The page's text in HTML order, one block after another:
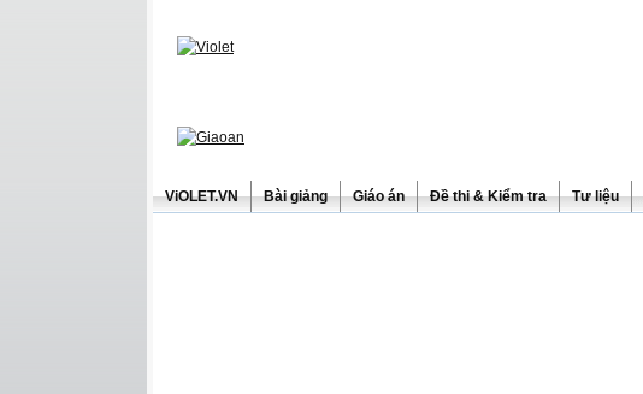
ViOLET.VN Bài giảng Giáo án Đề thi & Kiểm tra Tư liệu